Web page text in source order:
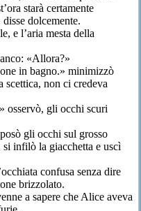
starà certamente
dolcemente.
e l’aria mesta della
«Allora?»
in bagno.» minimizzò
scettica, non ci credeva
osservò, gli occhi scuri
gli occhi sul grosso
infilò la giacchetta e uscì
confusa senza dire
brizzolato.
a sapere che Alice aveva